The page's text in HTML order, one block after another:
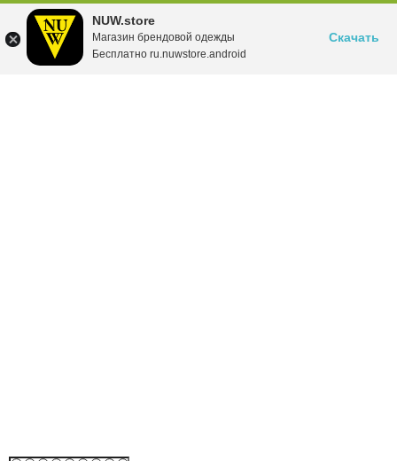
NUW.store
Магазин брендовой одежды
Бесплатно ru.nuwstore.android
Скачать